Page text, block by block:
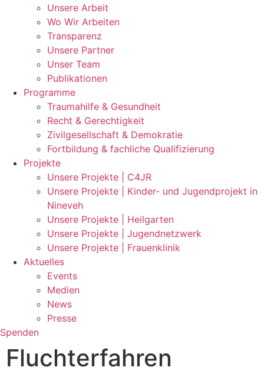
Unsere Arbeit
Wo Wir Arbeiten
Transparenz
Unsere Partner
Unser Team
Publikationen
Programme
Traumahilfe & Gesundheit
Recht & Gerechtigkeit
Zivilgesellschaft & Demokratie
Fortbildung & fachliche Qualifizierung
Projekte
Unsere Projekte | C4JR
Unsere Projekte | Kinder- und Jugendprojekt in
Nineveh
Unsere Projekte | Heilgarten
Unsere Projekte | Jugendnetzwerk
Unsere Projekte | Frauenklinik
Aktuelles
Events
Medien
News
Presse
Spenden
Fluchterfahren